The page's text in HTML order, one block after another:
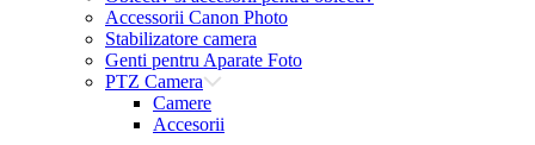
Accessorii Canon Photo
Stabilizatore camera
Genti pentru Aparate Foto
PTZ Camera
Camere
Accesorii